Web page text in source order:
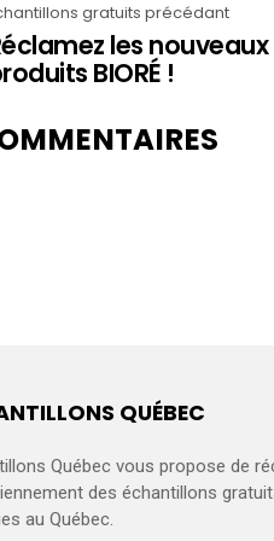
gratuits précédant
les nouveaux
BIORÉ !
QUÉBEC
Québec vous propose de
des échantillons
au Québec.